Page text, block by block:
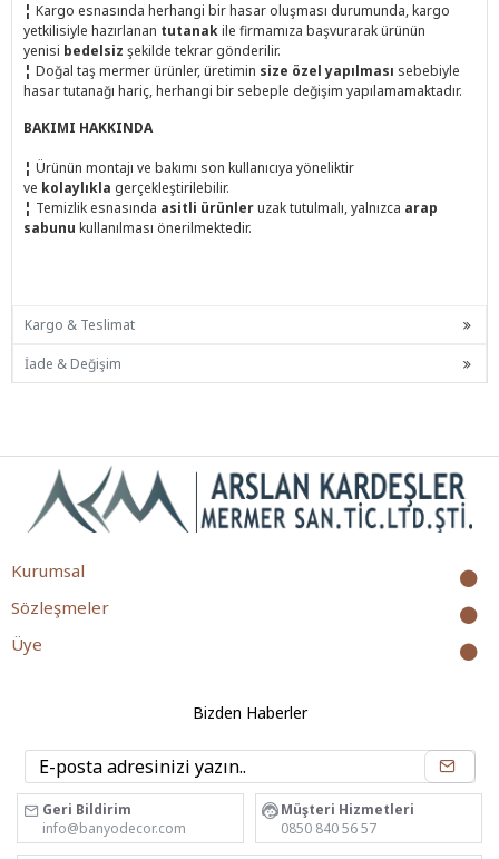
¦ Kargo esnasında herhangi bir hasar oluşması durumunda, kargo
yetkilisiyle hazırlanan tutanakile firmamıza başvurarak ürünün
yenisi bedelsiz şekilde tekrar gönderilir.
¦ Doğal taş mermer ürünler, üretimin size özel yapılması sebebiyle
hasar tutanağı hariç, herhangi bir sebeple değişim yapılamamaktadır.
BAKIMI HAKKINDA
¦ Ürünün montajı ve bakımı son kullanıcıya yöneliktir
ve kolaylıkla gerçekleştirilebilir.
¦ Temizlik esnasında asitli ürünleruzak tutulmalı, yalnızca arap
sabunu kullanılması önerilmektedir.
Kargo & Teslimat
İade & Değişim
Kurumsal
Sözleşmeler
Üye
Bizden Haberler
Geri Bildirim
info@banyodecor.com
Müşteri Hizmetleri
0850 840 56 57